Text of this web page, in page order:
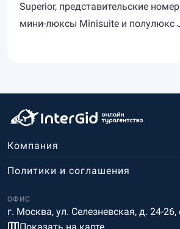
Superior, представительские
мини-люксы Minisuite и полулюкс
Компания
ОФИС
г. Москва, ул. Селезневская, д. 24-26,
Политики и соглашения